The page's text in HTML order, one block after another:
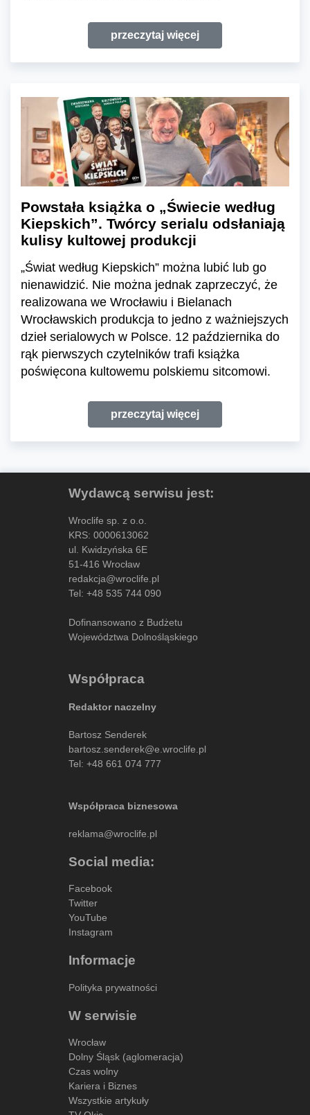
przeczytaj więcej
Powstała książka o „Świecie według
Kiepskich”. Twórcy serialu odsłaniają
kulisy kultowej produkcji
„Świat według Kiepskich” można lubić lub go
nienawidzić. Nie można jednak zaprzeczyć, że
realizowana we Wrocławiu i Bielanach
Wrocławskich produkcja to jedno z ważniejszych
dzieł serialowych w Polsce. 12 października do
rąk pierwszych czytelników trafi książka
poświęcona kultowemu polskiemu sitcomowi.
przeczytaj więcej
Wydawcą serwisu jest:
Wroclife sp. z o.o.
KRS: 0000613062
ul. Kwidzyńska 6E
51-416 Wrocław
redakcja@wroclife.pl
Tel: +48 535 744 090
Dofinansowano z Budżetu
Województwa Dolnośląskiego
Współpraca
Redaktor naczelny
Bartosz Senderek
bartosz.senderek@e.wroclife.pl
Tel: +48 661 074 777
Współpraca biznesowa
reklama@wroclife.pl
Social media:
Facebook
Twitter
YouTube
Instagram
Informacje
Polityka prywatności
W serwisie
Wrocław
Dolny Śląsk (aglomeracja)
Czas wolny
Kariera i Biznes
Wszystkie artykuły